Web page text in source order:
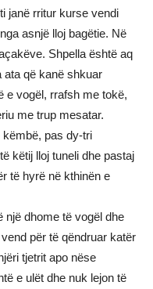
janë rritur kurse vendi
asnjë lloj bagëtie. Në
Shpella është aq
ata që kanë shkuar
e vogël, rrafsh me tokë,
me trup mesatar.
këmbë, pas dy-tri
këtij lloj tuneli dhe pastaj
të hyrë në kthinën e
një dhome të vogël dhe
për të qëndruar katër
tjetrit apo nëse
e ulët dhe nuk lejon të